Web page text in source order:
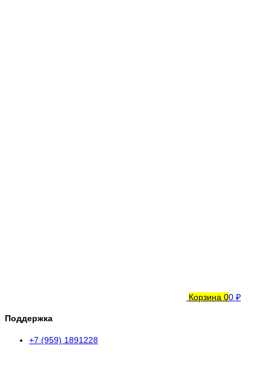
Корзина 00 ₽
Поддержка
+7 (959) 1891228